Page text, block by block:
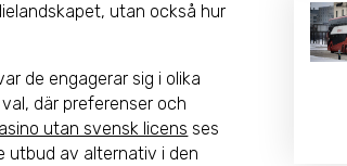
utan också hur
de engagerar sig i olika
där preferenser och
utan svensk licens ses
utbud av alternativ i den